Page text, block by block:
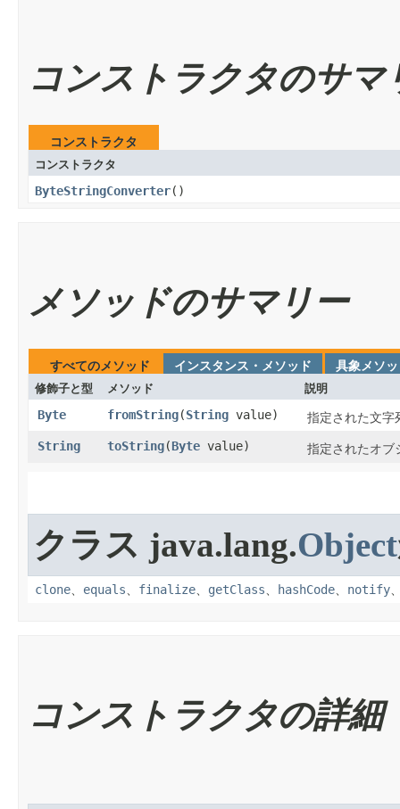
コンストラクタのサマ
コンストラクタ
コンストラクタ
ByteStringConverter​()
メソッドのサマリー
すべてのメソッド インスタンス・メソッド
具象メソ
修飾子と型
メソッド 説明
Byte fromString​(String value) 指定された文字
String toString​(Byte value) 指定されたオブ
クラス java.lang.Object
clone equals finalize getClass hashCode notify
コンストラクタの詳細